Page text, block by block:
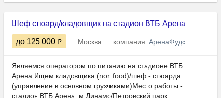
Шеф стюард/кладовщик на стадион ВТБ Арена
до 125 000 Москва компания: АренаФудс
Являемся оператором по питанию на стадионе ВТБ
Арена.Ищем кладовщика (non food)/шеф - стюарда
(управление в основном грузчиками)Место работы -
стадион ВТБ Арена, м.Динамо/Петровский парк,